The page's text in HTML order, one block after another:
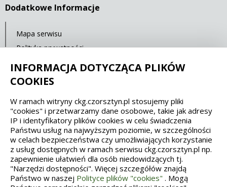
Dodatkowe Informacje
Mapa serwisu
Polityka prywatności
Deklaracja dostępności
Spełniamy standardy dostępności oraz W3C
WCAG 2.1 SECTION 508 EAA/EN 301549
IS 5568
INFORMACJA DOTYCZĄCA PLIKÓW
COOKIES
W ramach witryny ckg.czorsztyn.pl stosujemy pliki
"cookies" i przetwarzamy dane osobowe, takie jak adresy
IP i identyfikatory plików cookies w celu świadczenia
Państwu usług na najwyższym poziomie, w szczególności
w celach bezpieczeństwa czy umożliwiających korzystanie
z usług dostępnych w ramach serwisu ckg.czorsztyn.pl np.
zapewnienie ułatwień dla osób niedowidzących tj.
"Narzędzi dostępności". Więcej szczegółów znajdą
Państwo w naszej Polityce plików "cookies" . Mogą